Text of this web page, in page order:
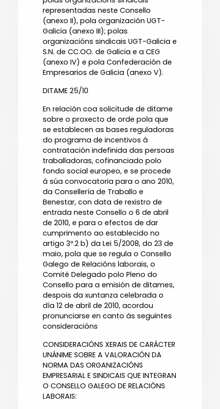
representadas neste Consello
(anexo II), pola organización UGT-
Galicia (anexo III); polas
organizacións sindicais UGT-Galicia e
S.N. de CC.OO. de Galicia e a CEG
(anexo IV) e pola Confederación de
Empresarios de Galicia (anexo V).
DITAME 25/10
En relación coa solicitude de ditame
sobre o proxecto de orde pola que
se establecen as bases reguladoras
do programa de incentivos á
contratación indefinida das persoas
traballadoras, cofinanciado polo
fondo social europeo, e se procede
á súa convocatoria para o ano 2010,
da Consellería de Traballo e
Benestar, con data de rexistro de
entrada neste Consello o 6 de abril
de 2010, e para o efectos de dar
cumprimento ao establecido no
artigo 3º.2 b) da Lei 5/2008, do 23 de
maio, pola que se regula o Consello
Galego de Relacións laborais, o
Comité Delegado polo Pleno do
Consello para a emisión de ditames,
despois da xuntanza celebrada o
día 12 de abril de 2010, acordou
pronunciarse en canto ás seguintes
consideracións
CONSIDERACIÓNS XERAIS DE CARÁCTER
UNÁNIME SOBRE A VALORACIÓN DA
NORMA DAS ORGANIZACIÓNS
EMPRESARIAL E SINDICAIS QUE INTEGRAN
O CONSELLO GALEGO DE RELACIÓNS
LABORAIS: